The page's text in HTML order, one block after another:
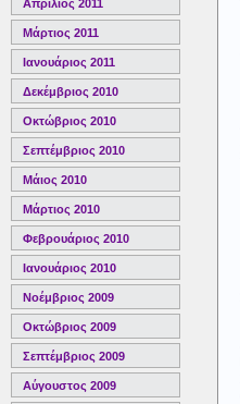
Απρίλιος 2011
Μάρτιος 2011
Ιανουάριος 2011
Δεκέμβριος 2010
Οκτώβριος 2010
Σεπτέμβριος 2010
Μάιος 2010
Μάρτιος 2010
Φεβρουάριος 2010
Ιανουάριος 2010
Νοέμβριος 2009
Οκτώβριος 2009
Σεπτέμβριος 2009
Αύγουστος 2009